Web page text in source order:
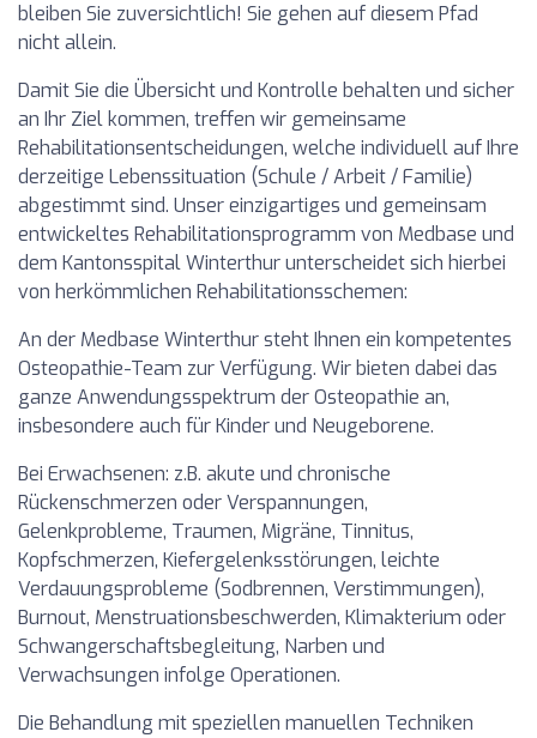
bleiben Sie zuversichtlich! Sie gehen auf diesem Pfad
nicht allein.
Damit Sie die Übersicht und Kontrolle behalten und sicher
an Ihr Ziel kommen, treffen wir gemeinsame
Rehabilitationsentscheidungen, welche individuell auf Ihre
derzeitige Lebenssituation (Schule / Arbeit / Familie)
abgestimmt sind. Unser einzigartiges und gemeinsam
entwickeltes Rehabilitationsprogramm von Medbase und
dem Kantonsspital Winterthur unterscheidet sich hierbei
von herkömmlichen Rehabilitationsschemen:
An der Medbase Winterthur steht Ihnen ein kompetentes
Osteopathie-Team zur Verfügung. Wir bieten dabei das
ganze Anwendungsspektrum der Osteopathie an,
insbesondere auch für Kinder und Neugeborene.
Bei Erwachsenen: z.B. akute und chronische
Rückenschmerzen oder Verspannungen,
Gelenkprobleme, Traumen, Migräne, Tinnitus,
Kopfschmerzen, Kiefergelenksstörungen, leichte
Verdauungsprobleme (Sodbrennen, Verstimmungen),
Burnout, Menstruationsbeschwerden, Klimakterium oder
Schwangerschaftsbegleitung, Narben und
Verwachsungen infolge Operationen.
Die Behandlung mit speziellen manuellen Techniken